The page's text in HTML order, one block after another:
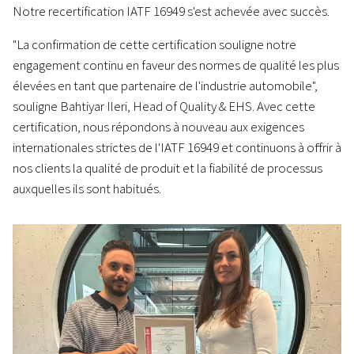
Notre recertification IATF 16949 s'est achevée avec succès.
"La confirmation de cette certification souligne notre
engagement continu en faveur des normes de qualité les plus
élevées en tant que partenaire de l'industrie automobile",
souligne Bahtiyar Ileri, Head of Quality & EHS. Avec cette
certification, nous répondons à nouveau aux exigences
internationales strictes de l'IATF 16949 et continuons à offrir à
nos clients la qualité de produit et la fiabilité de processus
auxquelles ils sont habitués.